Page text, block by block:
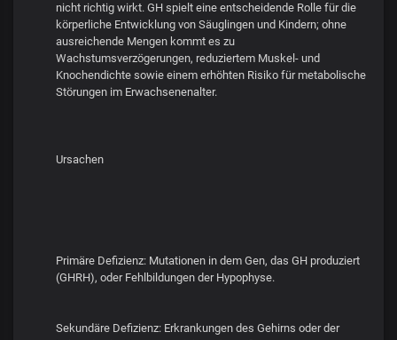
nicht richtig wirkt. GH spielt eine entscheidende Rolle für die
körperliche Entwicklung von Säuglingen und Kindern; ohne
ausreichende Mengen kommt es zu
Wachstumsverzögerungen, reduziertem Muskel- und
Knochendichte sowie einem erhöhten Risiko für metabolische
Störungen im Erwachsenenalter.
Ursachen
Primäre Defizienz: Mutationen in dem Gen, das GH produziert
(GHRH), oder Fehlbildungen der Hypophyse.
Sekundäre Defizienz: Erkrankungen des Gehirns oder der